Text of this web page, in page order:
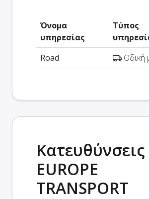
Όνομα
υπηρεσίας
Τύπος
Road
Οδική
Κατευθύνσεις
EUROPE
TRANSPORT